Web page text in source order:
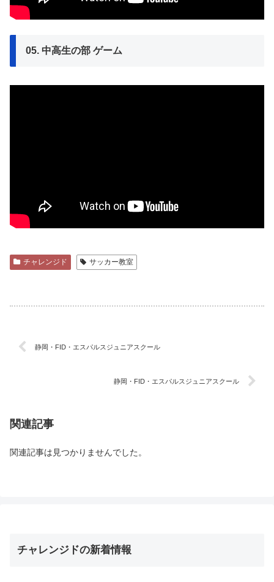
05. 中高生の部 ゲーム
チャレンジド サッカー教室
静岡・FID・エスパルスジュニアスクール
静岡・FID・エスパルスジュニアスクール
関連記事
関連記事は見つかりませんでした。
チャレンジドの新着情報